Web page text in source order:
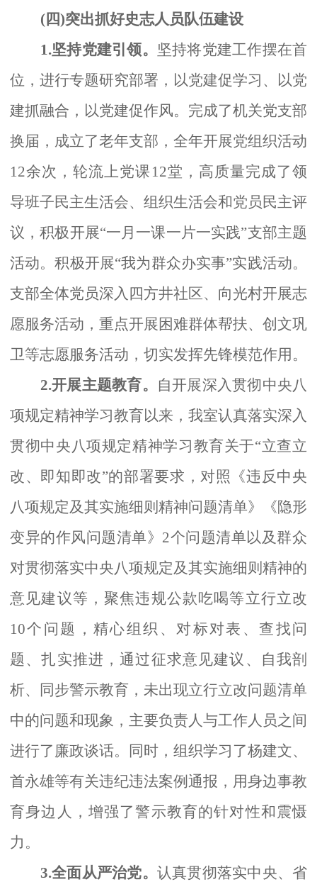
(四)突出抓好史志人员队伍建设
1.坚持党建引领。 坚持将党建工作摆在首
位，进行专题研究部署，以党建促学习、以党
建抓融合，以党建促作风。完成了机关党支部
换届，成立了老年支部，全年开展党组织活动
12余次，轮流上党课12堂，高质量完成了领
导班子民主生活会、组织生活会和党员民主评
议，积极开展“一月一课一片一实践”支部主题
活动。积极开展“我为群众办实事”实践活动。
支部全体党员深入四方井社区、向光村开展志
愿服务活动，重点开展困难群体帮扶、创文巩
卫等志愿服务活动，切实发挥先锋模范作用。
2.开展主题教育。
自开展深入贯彻中央八
项规定精神学习教育以来，我室认真落实深入
贯彻中央八项规定精神学习教育关于“立查立
改、即知即改”的部署要求，对照《违反中央
八项规定及其实施细则精神问题清单》《隐形
变异的作风问题清单》2个问题清单以及群众
对贯彻落实中央八项规定及其实施细则精神的
意见建议等，聚焦违规公款吃喝等立行立改
10个问题，精心组织、对标对表、查找问
题、扎实推进，通过征求意见建议、自我剖
析、同步警示教育，未出现立行立改问题清单
中的问题和现象，主要负责人与工作人员之间
进行了廉政谈话。同时，组织学习了杨建文、
首永雄等有关违纪违法案例通报，用身边事教
育身边人，增强了警示教育的针对性和震慑
力。
3.全面从严治党。 认真贯彻落实中央、省